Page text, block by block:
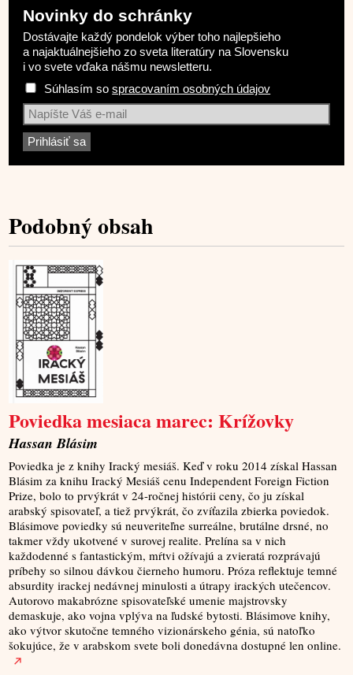
Novinky do schránky
Dostávajte každý pondelok výber toho najlepšieho
a najaktuálnejšieho zo sveta literatúry na Slovensku
i vo svete vďaka nášmu newsletteru.
Súhlasím sospracovaním osobných údajov
Podobný obsah
Poviedka mesiaca marec: Krížovky
Hassan Blásim
Poviedka je z knihy Iracký mesiáš. Keď v roku 2014 získal Hassan
Blásim za knihu Iracký Mesiáš cenu Independent Foreign Fiction
Prize, bolo to prvýkrát v 24-ročnej histórii ceny, čo ju získal
arabský spisovateľ, a tiež prvýkrát, čo zvíťazila zbierka poviedok.
Blásimove poviedky sú neuveriteľne surreálne, brutálne drsné, no
takmer vždy ukotvené v surovej realite. Prelína sa v nich
každodenné s fantastickým, mŕtvi ožívajú a zvieratá rozprávajú
príbehy so silnou dávkou čierneho humoru. Próza reflektuje temné
absurdity irackej nedávnej minulosti a útrapy irackých utečencov.
Autorovo makabrózne spisovateľské umenie majstrovsky
demaskuje, ako vojna vplýva na ľudské bytosti. Blásimove knihy,
ako výtvor skutočne temného vizionárskeho génia, sú natoľko
šokujúce, že v arabskom svete boli donedávna dostupné len online.